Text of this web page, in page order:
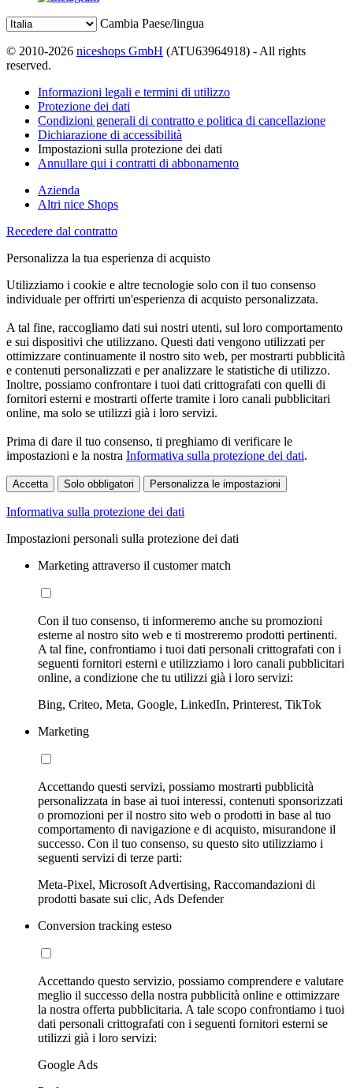
Cambia Paese/lingua
© 2010-2026 niceshops GmbH (ATU63964918) - All rights
reserved.
Informazioni legali e termini di utilizzo
Protezione dei dati
Condizioni generali di contratto e politica di cancellazione
Dichiarazione di accessibilità
Impostazioni sulla protezione dei dati
Annullare qui i contratti di abbonamento
Azienda
Altri nice Shops
Recedere dal contratto
Personalizza la tua esperienza di acquisto
Utilizziamo i cookie e altre tecnologie solo con il tuo consenso
individuale per offrirti un'esperienza di acquisto personalizzata.
A tal fine, raccogliamo dati sui nostri utenti, sul loro comportamento
e sui dispositivi che utilizzano. Questi dati vengono utilizzati per
ottimizzare continuamente il nostro sito web, per mostrarti pubblicità
e contenuti personalizzati e per analizzare le statistiche di utilizzo.
Inoltre, possiamo confrontare i tuoi dati crittografati con quelli di
fornitori esterni e mostrarti offerte tramite i loro canali pubblicitari
online, ma solo se utilizzi già i loro servizi.
Prima di dare il tuo consenso, ti preghiamo di verificare le
impostazioni e la nostra Informativa sulla protezione dei dati.
Accetta Solo obbligatori Personalizza le impostazioni
Informativa sulla protezione dei dati
Impostazioni personali sulla protezione dei dati
Marketing attraverso il customer match
Con il tuo consenso, ti informeremo anche su promozioni
esterne al nostro sito web e ti mostreremo prodotti pertinenti.
A tal fine, confrontiamo i tuoi dati personali crittografati con i
seguenti fornitori esterni e utilizziamo i loro canali pubblicitari
online, a condizione che tu utilizzi già i loro servizi:
Bing, Criteo, Meta, Google, LinkedIn, Printerest, TikTok
Marketing
Accettando questi servizi, possiamo mostrarti pubblicità
personalizzata in base ai tuoi interessi, contenuti sponsorizzati
o promozioni per il nostro sito web o prodotti in base al tuo
comportamento di navigazione e di acquisto, misurandone il
successo. Con il tuo consenso, su questo sito utilizziamo i
seguenti servizi di terze parti:
Meta-Pixel, Microsoft Advertising, Raccomandazioni di
prodotti basate sui clic, Ads Defender
Conversion tracking esteso
Accettando questo servizio, possiamo comprendere e valutare
meglio il successo della nostra pubblicità online e ottimizzare
la nostra offerta pubblicitaria. A tale scopo confrontiamo i tuoi
dati personali crittografati con i seguenti fornitori esterni se
utilizzi già i loro servizi:
Google Ads